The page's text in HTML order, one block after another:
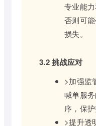
专业能
否则可
损失。
3.2 挑战应对
>加强监
喊单服
序，保
>提升透